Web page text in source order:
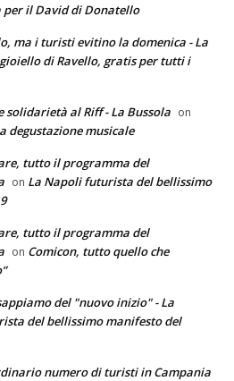
per il David di Donatello
ma i turisti evitino la domenica - La
di Ravello, gratis per tutti i
solidarietà al Riff - La Bussola on
degustazione musicale
tutto il programma del
on La Napoli futurista del bellissimo
tutto il programma del
on Comicon, tutto quello che
del "nuovo inizio" - La
del bellissimo manifesto del
numero di turisti in Campania